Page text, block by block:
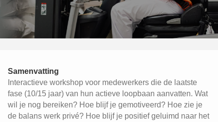
Samenvatting
Interactieve workshop voor medewerkers die de laatste
fase (10/15 jaar) van hun actieve loopbaan aanvatten. Wat
wil je nog bereiken? Hoe blijf je gemotiveerd? Hoe zie je
de balans werk privé? Hoe blijf je positief geluimd naar het